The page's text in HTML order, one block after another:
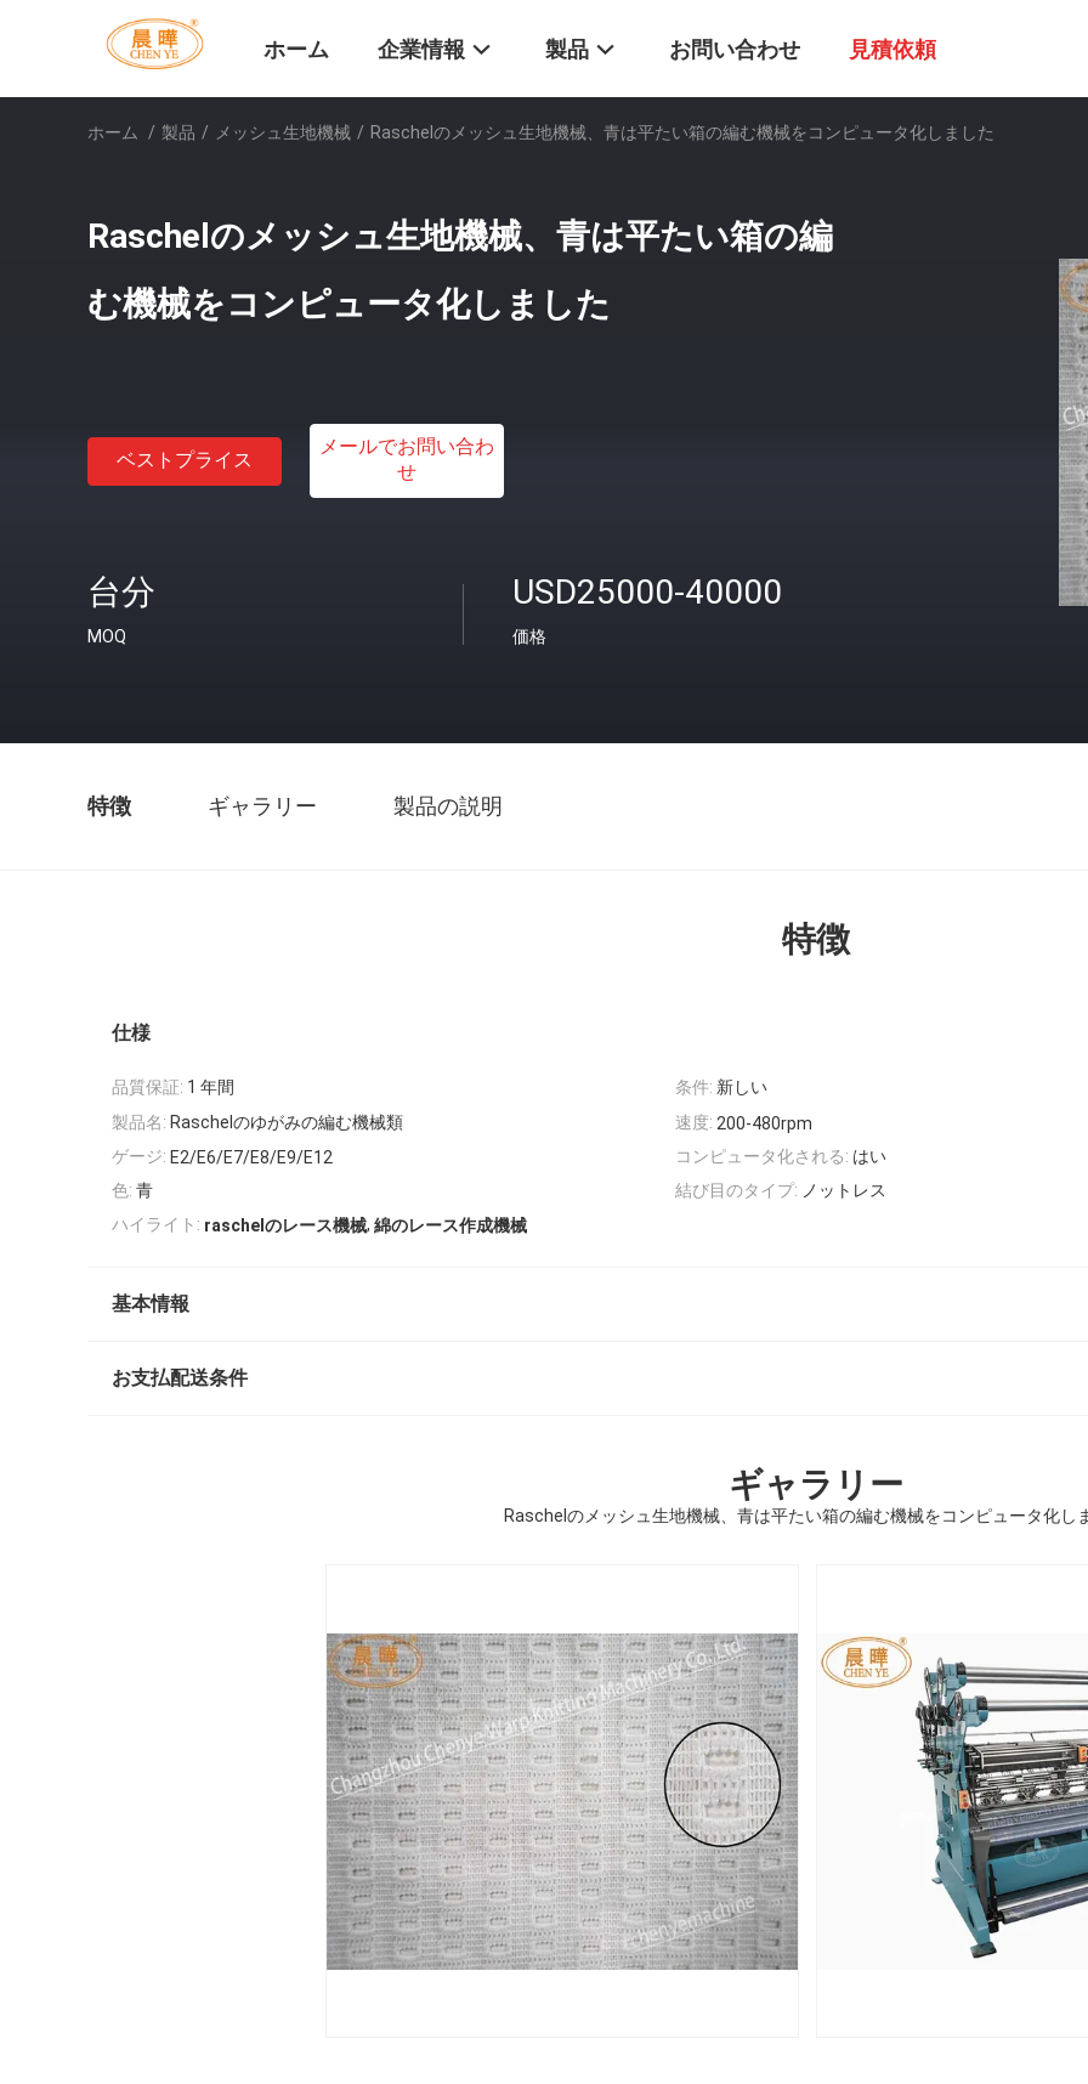
ホーム 企業情報 製品 お問い合わせ 見積依頼
ホーム / 製品 / メッシュ生地機械 / Raschelのメッシュ生地機械、青は平たい箱の編む機械をコンピュータ化しました
Raschelのメッシュ生地機械、青は平たい箱の編
む機械をコンピュータ化しました
ベストプライス
メールでお問い合わ
せ
台分
MOQ
USD25000-40000
価格
特徴 ギャラリー 製品の説明
特徴
仕様
品質保証: 1 年間 条件: 新しい
製品名: Raschelのゆがみの編む機械類 速度: 200-480rpm
ゲージ: E2/E6/E7/E8/E9/E12 コンピュータ化される: はい
色: 青 結び目のタイプ: ノットレス
ハイライト: raschelのレース機械, 綿のレース作成機械
基本情報
お支払配送条件
ギャラリー
Raschelのメッシュ生地機械、青は平たい箱の編む機械をコンピュータ化し